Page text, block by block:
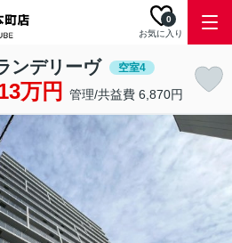
お気に入り
0
ンデリーヴ 空室4
万円 管理/共益費 6,870円